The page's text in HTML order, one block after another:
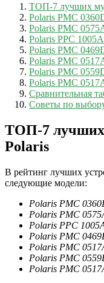
ТОП-7 лучших
Polaris PMC
Polaris PMC
Polaris PPC
Polaris PMC
Polaris PMC
Polaris PMC
Polaris PMC
Сравнительная
Советы по
ТОП-7 лучших
Polaris
В рейтинг лучших
следующие модели:
Polaris PMC
Polaris PMC
Polaris PPC
Polaris PMC
Polaris PMC
Polaris PMC
Polaris PMC